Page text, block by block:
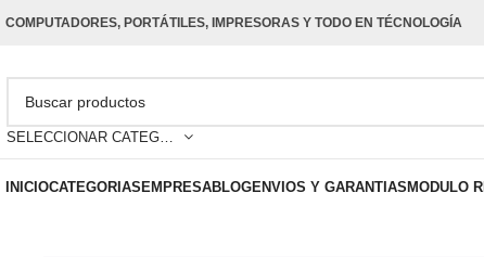
COMPUTADORES, PORTÁTILES, IMPRESORAS Y TODO EN TÉCNOLOGÍA
SELECCIONAR CATEGORÍA
INICIOCATEGORIASEMPRESABLOGENVIOS Y GARANTIASMODULO